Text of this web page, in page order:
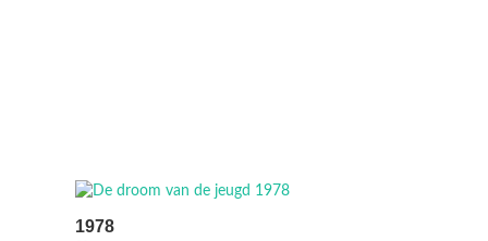
1978